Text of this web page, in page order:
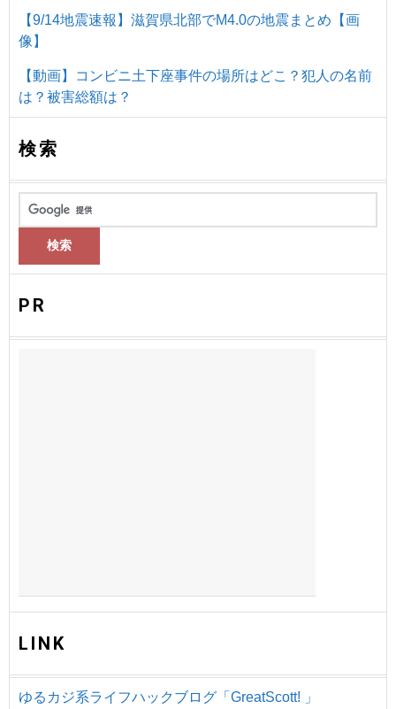
【9/14地震速報】滋賀県北部でM4.0の地震まとめ【画
像】
【動画】コンビニ土下座事件の場所はどこ？犯人の名前
は？被害総額は？
検索
PR
LINK
ゆるカジ系ライフハックブログ「GreatScott! 」